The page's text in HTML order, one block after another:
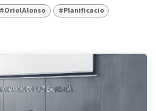
#OriolAlonso
#Planificacio